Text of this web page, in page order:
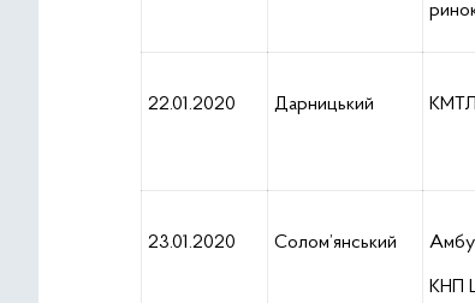
22.01.2020 Дарницький
23.01.2020 Солом’янський
КНП